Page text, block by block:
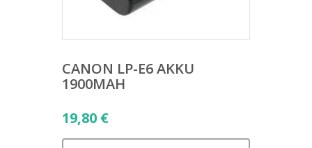
CANON LP-E6 AKKU
1900MAH
19,80 €